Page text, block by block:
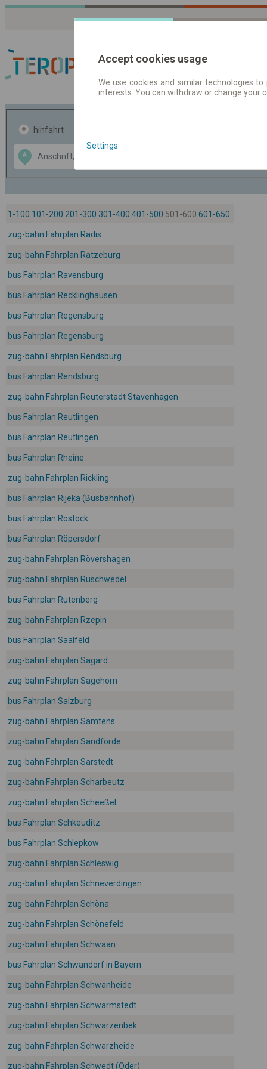
Fahrplandaten |
hinfahrt
A
Data CC-BY-SA
OpenStreetMap
GeoLite data by
1-100 101-200 201-300 301-400 401-500 501-600 601-650
zug-bahn Fahrplan Radis
zug-bahn Fahrplan Ratzeburg
bus Fahrplan Ravensburg
bus Fahrplan Recklinghausen
bus Fahrplan Regensburg
bus Fahrplan Regensburg
zug-bahn Fahrplan Rendsburg
bus Fahrplan Rendsburg
zug-bahn Fahrplan Reuterstadt Stavenhagen
bus Fahrplan Reutlingen
bus Fahrplan Reutlingen
bus Fahrplan Rheine
zug-bahn Fahrplan Rickling
bus Fahrplan Rijeka (Busbahnhof)
bus Fahrplan Rostock
bus Fahrplan Röpersdorf
zug-bahn Fahrplan Rövershagen
zug-bahn Fahrplan Ruschwedel
bus Fahrplan Rutenberg
zug-bahn Fahrplan Rzepin
bus Fahrplan Saalfeld
zug-bahn Fahrplan Sagard
zug-bahn Fahrplan Sagehorn
bus Fahrplan Salzburg
zug-bahn Fahrplan Samtens
zug-bahn Fahrplan Sandförde
zug-bahn Fahrplan Sarstedt
zug-bahn Fahrplan Scharbeutz
zug-bahn Fahrplan Scheeßel
bus Fahrplan Schkeuditz
bus Fahrplan Schlepkow
zug-bahn Fahrplan Schleswig
zug-bahn Fahrplan Schneverdingen
zug-bahn Fahrplan Schöna
zug-bahn Fahrplan Schönefeld
zug-bahn Fahrplan Schwaan
bus Fahrplan Schwandorf in Bayern
zug-bahn Fahrplan Schwanheide
zug-bahn Fahrplan Schwarmstedt
zug-bahn Fahrplan Schwarzenbek
zug-bahn Fahrplan Schwarzheide
zug-bahn Fahrplan Schwedt (Oder)
Accept cookies usage
We use cookies and similar technologies
interests. You can withdraw or change
Settings